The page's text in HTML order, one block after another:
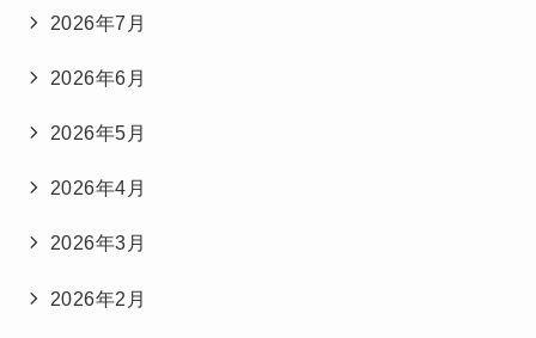
2026年7月
2026年6月
2026年5月
2026年4月
2026年3月
2026年2月